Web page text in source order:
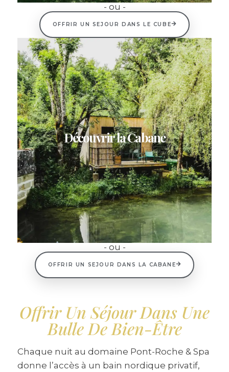
- ou -
OFFRIR UN SEJOUR DANS LE CUBE
Découvrir la Cabane
- ou -
OFFRIR UN SEJOUR DANS LA CABANE
Offrir Un Séjour Dans Une
Bulle De Bien-Être
Chaque nuit au domaine Pont-Roche & Spa
donne l’accès à un bain nordique privatif,